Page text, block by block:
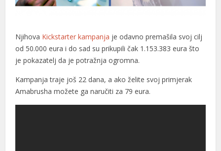
Njihova Kickstarter kampanja je odavno premašila svoj cilj
od 50.000 eura i do sad su prikupili čak 1.153.383 eura što
je pokazatelj da je potražnja ogromna.
Kampanja traje još 22 dana, a ako želite svoj primjerak
Amabrusha možete ga naručiti za 79 eura.